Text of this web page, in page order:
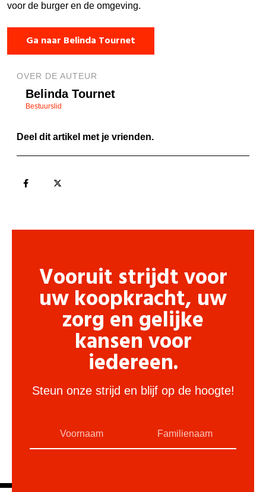
voor de burger en de omgeving.
Ga naar Belinda Tournet
OVER DE AUTEUR
Belinda Tournet
Bestuurslid
Deel dit artikel met je vrienden.
Vooruit strijdt voor
uw koopkracht, uw
zorg en gelijke
kansen voor
iedereen.
Steun onze strijd en blijf op de hoogte!